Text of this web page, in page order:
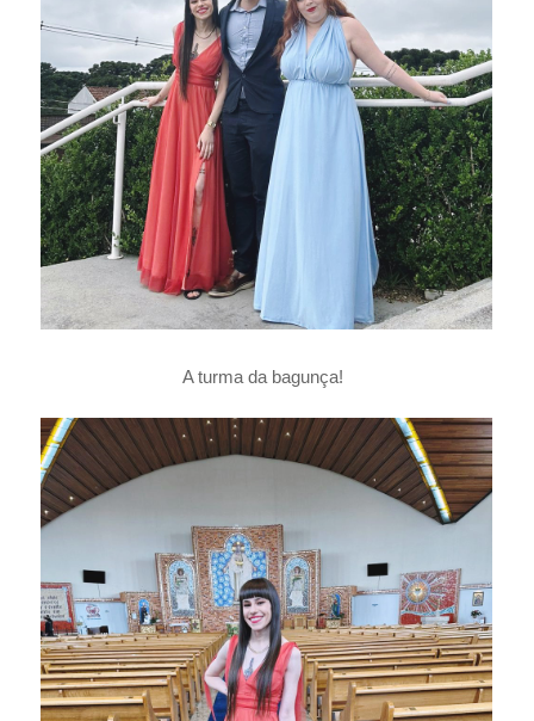
A turma da bagunça!